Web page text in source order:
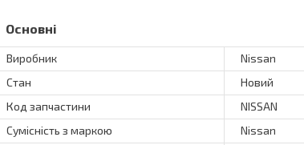
Основні
Виробник
Nissan
Стан
Новий
Код запчастини
NISSAN
Сумісність з маркою
Nissan